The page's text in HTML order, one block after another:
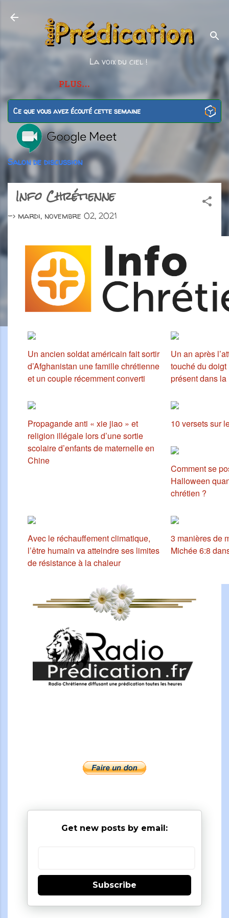
La voix du ciel !
PLUS…
Ce que vous avez écouté cette semaine
Salon de discussion
Info Chrétienne
-> mardi, novembre 02, 2021
Un ancien soldat américain fait sortir
d’Afghanistan une famille chrétienne
et un couple récemment converti
Un an après
touché du doigt
présent dans la
Propagande anti « xie jiao » et
religion illégale lors d’une sortie
scolaire d’enfants de maternelle en
Chine
10 versets sur
Comment se
Halloween
chrétien ?
Avec le réchauffement climatique,
l’être humain va atteindre ses limites
de résistance à la chaleur
3 manières de
Michée 6:8
Get new posts by email:
Subscribe